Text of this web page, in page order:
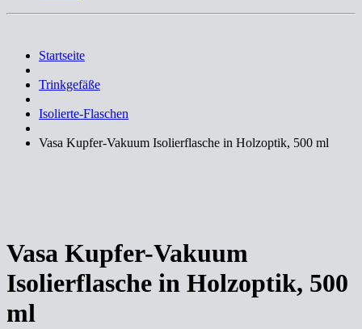
Startseite
Trinkgefäße
Isolierte-Flaschen
Vasa Kupfer-Vakuum Isolierflasche in Holzoptik, 500 ml
Vasa Kupfer-Vakuum
Isolierflasche in Holzoptik, 500
ml